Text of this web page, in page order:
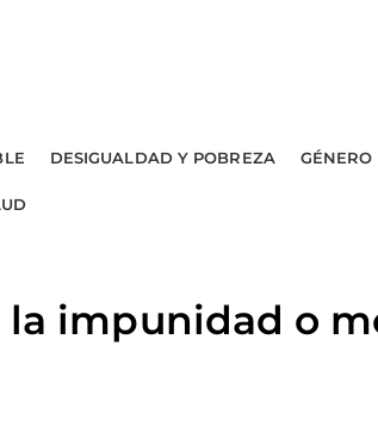
DESIGUALDAD Y POBREZA GÉNERO
la impunidad o